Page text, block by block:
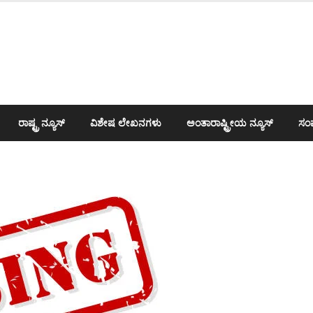
ರಾಷ್ಟ್ರ ನ್ಯೂಸ್ ವಿಶೇಷ ಲೇಖನಗಳು ಅಂತಾರಾಷ್ಟ್ರೀಯ ನ್ಯೂಸ್